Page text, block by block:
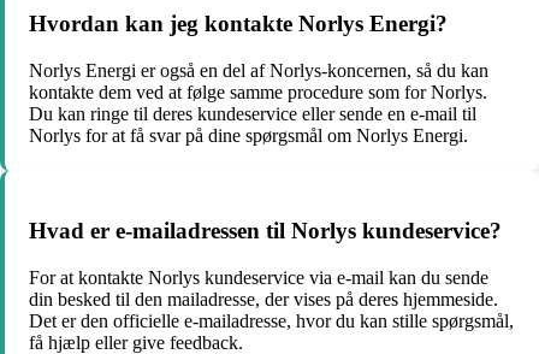
Hvordan kan jeg kontakte Norlys Energi?
Norlys Energi er også en del af Norlys-koncernen, så du kan
kontakte dem ved at følge samme procedure som for Norlys.
Du kan ringe til deres kundeservice eller sende en e-mail til
Norlys for at få svar på dine spørgsmål om Norlys Energi.
Hvad er e-mailadressen til Norlys kundeservice?
For at kontakte Norlys kundeservice via e-mail kan du sende
din besked til den mailadresse, der vises på deres hjemmeside.
Det er den officielle e-mailadresse, hvor du kan stille spørgsmål,
få hjælp eller give feedback.